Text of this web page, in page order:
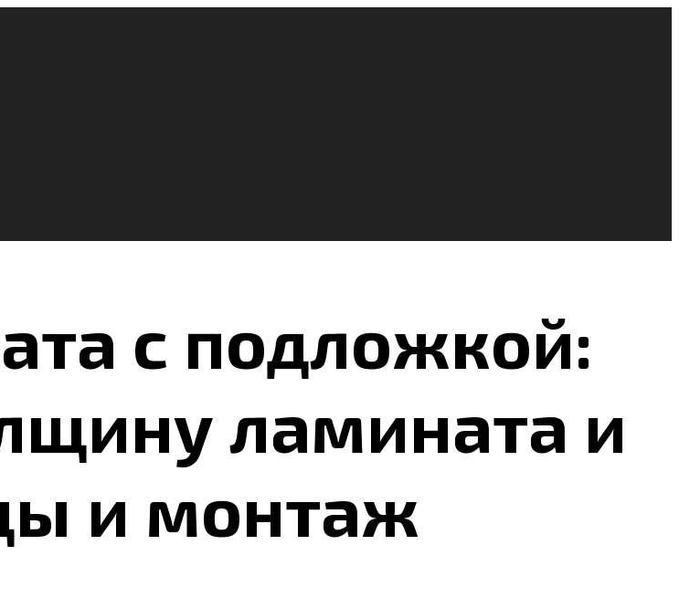
с подложкой:
ламината и
и монтаж